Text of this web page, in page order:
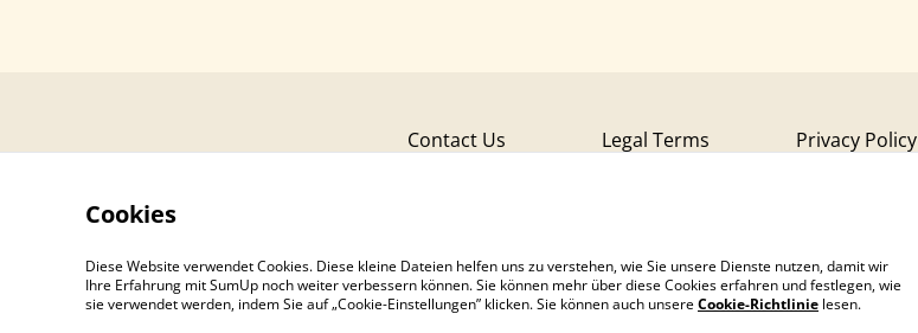
Contact Us Legal Terms Privacy Policy
©2026 Mantel Jacke
Cookies
Diese Website verwendet Cookies. Diese kleine Dateien helfen uns zu verstehen, wie Sie unsere Dienste nutzen, damit wir
Ihre Erfahrung mit SumUp noch weiter verbessern können. Sie können mehr über diese Cookies erfahren und festlegen, wie
sie verwendet werden, indem Sie auf „Cookie-Einstellungen” klicken. Sie können auch unsereCookie-Richtlinie lesen.